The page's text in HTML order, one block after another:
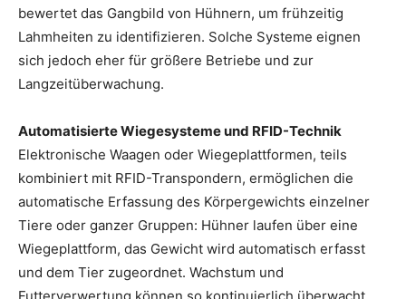
bewertet das Gangbild von Hühnern, um frühzeitig
Lahmheiten zu identifizieren. Solche Systeme eignen
sich jedoch eher für größere Betriebe und zur
Langzeitüberwachung.
Automatisierte Wiegesysteme und RFID-Technik
Elektronische Waagen oder Wiegeplattformen, teils
kombiniert mit RFID-Transpondern, ermöglichen die
automatische Erfassung des Körpergewichts einzelner
Tiere oder ganzer Gruppen: Hühner laufen über eine
Wiegeplattform, das Gewicht wird automatisch erfasst
und dem Tier zugeordnet. Wachstum und